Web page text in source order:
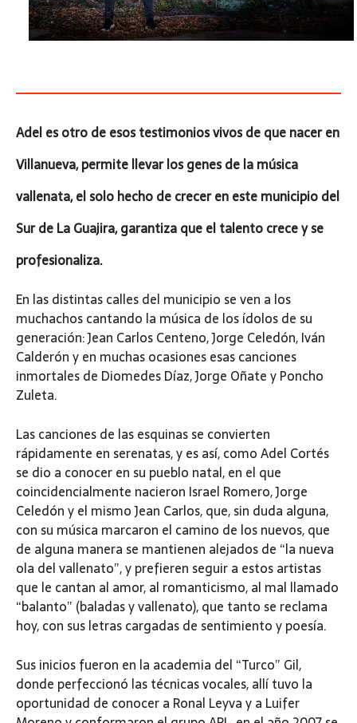
Adel es otro de esos testimonios vivos de que nacer en
Villanueva, permite llevar los genes de la música
vallenata, el solo hecho de crecer en este municipio del
Sur de La Guajira, garantiza que el talento crece y se
profesionaliza.
En las distintas calles del municipio se ven a los
muchachos cantando la música de los ídolos de su
generación: Jean Carlos Centeno, Jorge Celedón, Iván
Calderón y en muchas ocasiones esas canciones
inmortales de Diomedes Díaz, Jorge Oñate y Poncho
Zuleta.
Las canciones de las esquinas se convierten
rápidamente en serenatas, y es así, como Adel Cortés
se dio a conocer en su pueblo natal, en el que
coincidencialmente nacieron Israel Romero, Jorge
Celedón y el mismo Jean Carlos, que, sin duda alguna,
con su música marcaron el camino de los nuevos, que
de alguna manera se mantienen alejados de “la nueva
ola del vallenato”, y prefieren seguir a estos artistas
que le cantan al amor, al romanticismo, al mal llamado
“balanto” (baladas y vallenato), que tanto se reclama
hoy, con sus letras cargadas de sentimiento y poesía.
Sus inicios fueron en la academia del “Turco” Gil,
donde perfeccionó las técnicas vocales, allí tuvo la
oportunidad de conocer a Ronal Leyva y a Luifer